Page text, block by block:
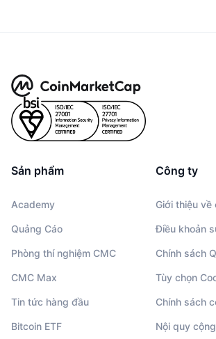
Sản phẩm
Academy
Quảng Cáo
Phòng thí nghiệm CMC
CMC Max
Tin tức hàng đầu
Bitcoin ETF
Công ty
Giới thiệu về
Điều khoản
Chính sách
Tùy chọn
Chính sách
Nội quy